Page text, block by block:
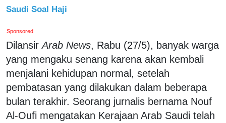
Saudi Soal Haji
Sponsored
DilansirArab News, Rabu (27/5), banyak warga
yang mengaku senang karena akan kembali
menjalani kehidupan normal, setelah
pembatasan yang dilakukan dalam beberapa
bulan terakhir. Seorang jurnalis bernama Nouf
Al-Oufi mengatakan Kerajaan Arab Saudi telah